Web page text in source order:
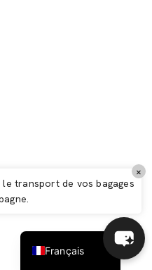
2026 – L’élégance
et art de vivre
transport de vos bagages
×
Français
Español